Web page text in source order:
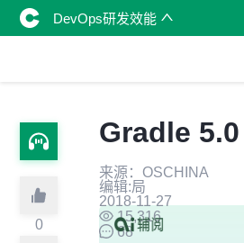
DevOps研发效能
0
Gradle
来源：OSCHINA
编辑:局
2018-11-27
15,316
68